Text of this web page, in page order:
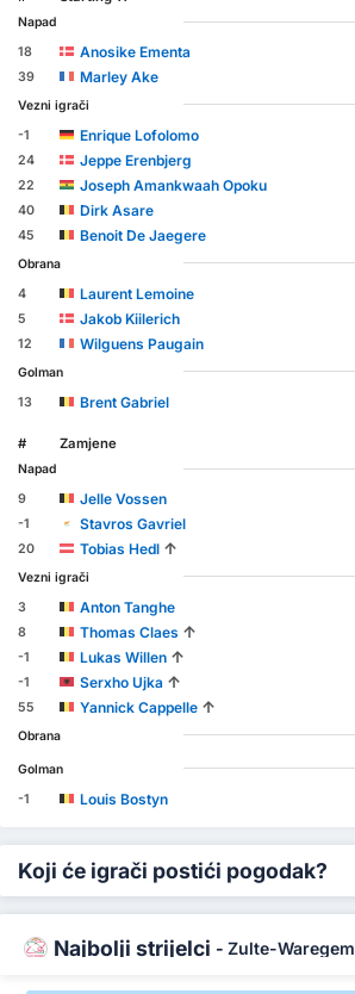
Napad
18
Anosike Ementa
39 Marley Ake
Vezni igrači
-1
Enrique Lofolomo
24 Jeppe Erenbjerg
22 Joseph Amankwaah Opoku
40 Dirk Asare
45 Benoit De Jaegere
Obrana
4
Laurent Lemoine
5 Jakob Kiilerich
12 Wilguens Paugain
Golman
13
Brent Gabriel
# Zamjene
Napad
9
Jelle Vossen
-1 Stavros Gavriel
20 Tobias Hedl ↑
Vezni igrači
3
Anton Tanghe
8 Thomas Claes ↑
-1 Lukas Willen ↑
-1 Serxho Ujka ↑
55 Yannick Cappelle ↑
Obrana
Golman
-1
Louis Bostyn
Koji će igrači postići pogodak?
Najbolji strijelci - Zulte-Waregem